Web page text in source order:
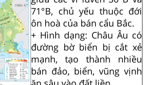
71°B, chủ yếu thuộc đới
ôn hoà của bán cẩu Bắc.
+ Hình dạng: Châu Âu có
đường bờ biển bị cắt xẻ
mạnh, tạo thành nhiều
bán đảo, biển, vũng vịnh